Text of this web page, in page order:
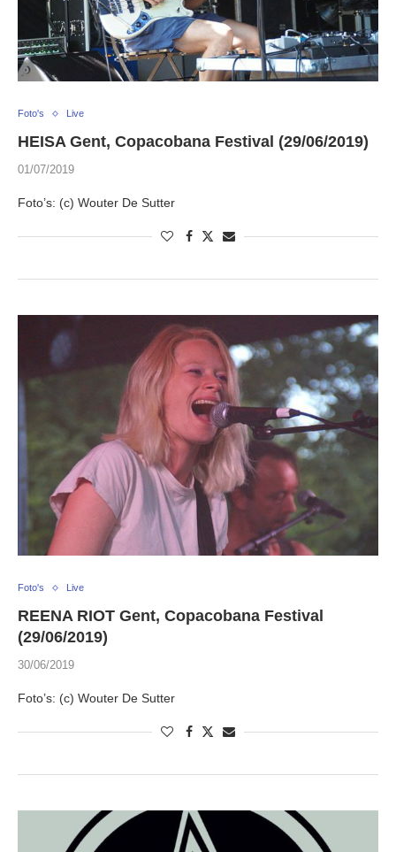
Foto's Live
HEISA Gent, Copacobana Festival (29/06/2019)
01/07/2019
Foto’s: (c) Wouter De Sutter
Foto's Live
REENA RIOT Gent, Copacobana Festival
(29/06/2019)
30/06/2019
Foto’s: (c) Wouter De Sutter